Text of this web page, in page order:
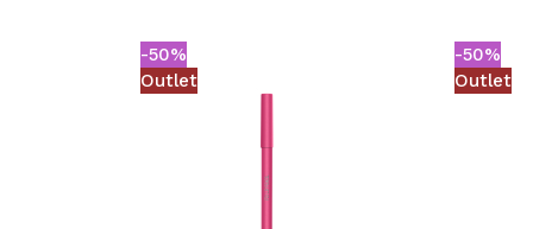
ICH
Durch die Erstellung
ESPAÑOL
-50%
Outlet
-50%
Outlet
colori